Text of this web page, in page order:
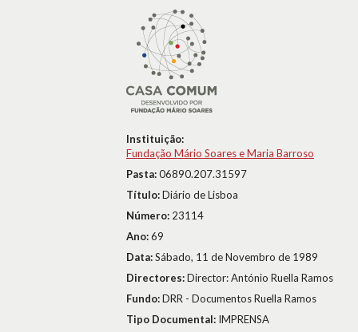
Instituição:
Fundação Mário Soares e Maria Barroso
Pasta:06890.207.31597
Título:Diário de Lisboa
Número: 23114
Ano:69
Data:Sábado, 11 de Novembro de 1989
Directores:Director: António Ruella Ramos
Fundo:DRR - Documentos Ruella Ramos
Tipo Documental: IMPRENSA